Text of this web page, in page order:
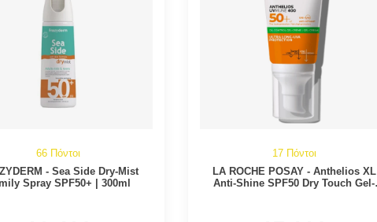
66 Πόντοι
- Sea Side Dry-Mist
Spray SPF50+ | 300ml
17 Πόντοι
LA ROCHE POSAY - Anthelios XL
Anti-Shine SPF50 Dry Touch Gel-